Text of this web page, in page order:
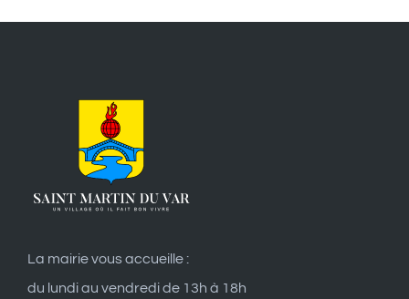
La mairie vous accueille :
du lundi au vendredi de 13h à 18h